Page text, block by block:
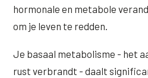
hormonale en metabole
om je leven te redden.
Je basaal metabolisme - het
rust verbrandt - daalt